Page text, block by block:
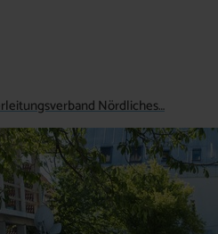
Nördliches…